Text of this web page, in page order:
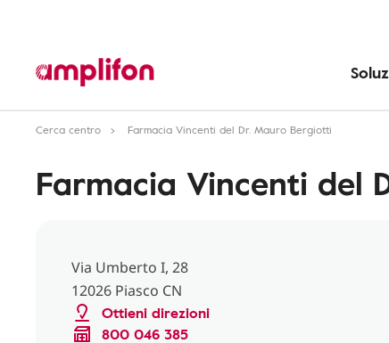
Cerca centro Farmacia Vincenti del Dr. Mauro Bergiotti
Farmacia Vincenti del
Via Umberto I, 28
12026 Piasco CN
Ottieni direzioni
800 046 385